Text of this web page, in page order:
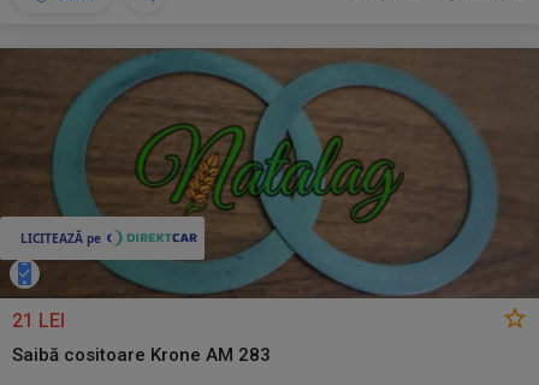
21 LEI
Saibă cositoare Krone AM 283